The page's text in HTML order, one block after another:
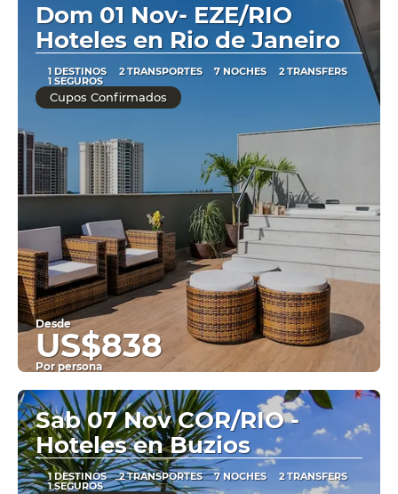
Dom 01 Nov- EZE/RIO
Hoteles en Rio de Janeiro
1 DESTINOS 2 TRANSPORTES 7 NOCHES 2 TRANSFERS
1 SEGUROS
Cupos Confirmados
Desde
US$838
Por persona
Ver
Sab 07 Nov COR/RIO -
Hoteles en Buzios
1 DESTINOS 2 TRANSPORTES 7 NOCHES 2 TRANSFERS
1 SEGUROS